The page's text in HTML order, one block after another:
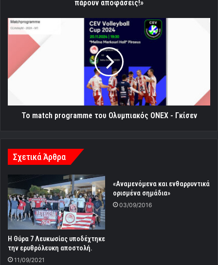
πάρουν αποφάσεις!»
Το
match
programme
Ολυμπιακός
ΟΝΕΧ
Το match programme του Ολυμπιακός ΟΝΕΧ - Γκίσεν
Σχετικά Άρθρα
Η Θύρα 7 Λευκωσίας υποδέχτηκε
την ερυθρόλευκη αποστολή.
11/09/2021
«Αναμενόμενα και ενθαρρυντικά
ορισμένα σημάδια»
03/09/2016